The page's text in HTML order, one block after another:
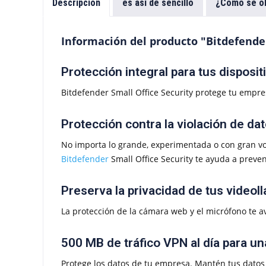
Descripción es así de sencillo ¿Cómo se
Información del producto
Protección integral para tus
Bitdefender Small Office Security protege tu
Protección contra la violación de
No importa lo grande, experimentada o con gran
Bitdefender Small Office Security te ayuda a
Preserva la privacidad de tus
La protección de la cámara web y el micrófono te
500 MB de tráfico VPN al día para
Protege los datos de tu empresa. Mantén tus